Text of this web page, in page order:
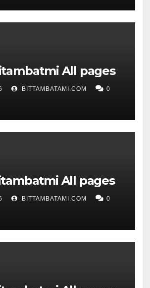
Bitambatmi All pages
BITTAMBATAMI.COM 0
Bitambatmi All pages
BITTAMBATAMI.COM 0